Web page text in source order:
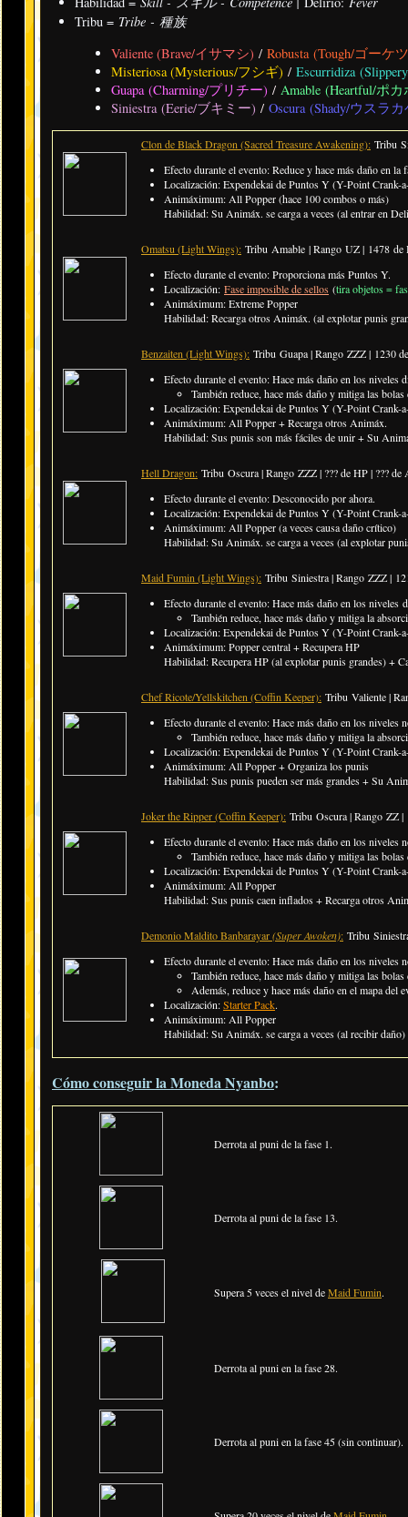
Tribu = Tribe - 種族
Valiente (Brave/イサマシ) / Robusta (Tough/ゴーケ
Misteriosa (Mysterious/フシギ) / Escurridiza
Guapa (Charming/プリチー) / Amable (Heartful/ポ
Siniestra (Eerie/ブキミー) / Oscura (Shady/ウスラ
Clon de Black Dragon (Sacred Treasure Awakening): Tribu
Efecto durante el evento: Reduce y hace más daño en
Localización: Expendekai de Puntos Y (Y-Point Crank-
Animáximum: All Popper (hace 100 combos o más)
Habilidad: Su Animáx. se carga a veces (al entrar en
Omatsu (Light Wings): Tribu Amable | Rango UZ | 1478 de
Efecto durante el evento: Proporciona más Puntos Y.
Localización: Fase imposible de sellos (tira objetos =
Animáximum: Extreme Popper
Habilidad: Recarga otros Animáx. (al explotar punis
Benzaiten (Light Wings): Tribu Guapa | Rango ZZZ | 1230
Efecto durante el evento: Hace más daño en los niveles
También reduce, hace más daño y mitiga las
Localización: Expendekai de Puntos Y (Y-Point Crank-
Animáximum: All Popper + Recarga otros Animáx.
Habilidad: Sus punis son más fáciles de unir + Su
Hell Dragon: Tribu Oscura | Rango ZZZ |??? de HP | ??? de
Efecto durante el evento: Desconocido por ahora.
Localización: Expendekai de Puntos Y (Y-Point Crank-
Animáximum: All Popper (a veces causa daño crítico)
Habilidad: Su Animáx. se carga a veces (al explotar
Maid Fumin (Light Wings): Tribu Siniestra | Rango ZZZ |
Efecto durante el evento: Hace más daño en los niveles
También reduce, hace más daño y mitiga la
Localización: Expendekai de Puntos Y (Y-Point Crank-
Animáximum: Popper central + Recupera HP
Habilidad: Recupera HP (al explotar punis grandes) +
Chef Ricote/Yellskitchen (Coffin Keeper): Tribu Valiente |
Efecto durante el evento: Hace más daño en los niveles
También reduce, hace más daño y mitiga la
Localización: Expendekai de Puntos Y (Y-Point Crank-
Animáximum: All Popper + Organiza los punis
Habilidad: Sus punis pueden ser más grandes + Su
Joker the Ripper (Coffin Keeper): Tribu Oscura | Rango ZZ |
Efecto durante el evento: Hace más daño en los niveles
También reduce, hace más daño y mitiga las
Localización: Expendekai de Puntos Y (Y-Point Crank-
Animáximum: All Popper
Habilidad: Sus punis caen inflados + Recarga otros
Demonio Maldito Banbarayar(Super Awoken): Tribu
Efecto durante el evento: Hace más daño en los niveles
También reduce, hace más daño y mitiga las
Además, reduce y hace más daño en el mapa del
Localización:Starter Pack.
Animáximum: All Popper
Habilidad: Su Animáx. se carga a veces (al recibir daño)
Cómo conseguir la Moneda Nyanbo:
Derrota al puni de la fase 1.
Derrota al puni de la fase 13.
Supera 5 veces el nivel deMaid Fumin.
Derrota al puni en la fase 28.
Derrota al puni en la fase 45 (sin continuar).